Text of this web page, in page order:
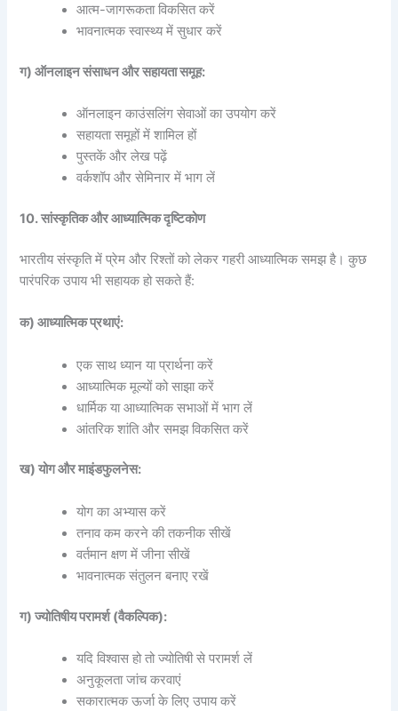
आत्म-जागरूकता विकसित करें
भावनात्मक स्वास्थ्य में सुधार करें
ग) ऑनलाइन संसाधन और सहायता समूह:
ऑनलाइन काउंसलिंग सेवाओं का उपयोग करें
सहायता समूहों में शामिल हों
पुस्तकें और लेख पढ़ें
वर्कशॉप और सेमिनार में भाग लें
10. सांस्कृतिक और आध्यात्मिक दृष्टिकोण
भारतीय संस्कृति में प्रेम और रिश्तों को लेकर गहरी आध्यात्मिक समझ है। कुछ
पारंपरिक उपाय भी सहायक हो सकते हैं:
क) आध्यात्मिक प्रथाएं:
एक साथ ध्यान या प्रार्थना करें
आध्यात्मिक मूल्यों को साझा करें
धार्मिक या आध्यात्मिक सभाओं में भाग लें
आंतरिक शांति और समझ विकसित करें
ख) योग और माइंडफुलनेस:
योग का अभ्यास करें
तनाव कम करने की तकनीक सीखें
वर्तमान क्षण में जीना सीखें
भावनात्मक संतुलन बनाए रखें
ग) ज्योतिषीय परामर्श (वैकल्पिक):
यदि विश्वास हो तो ज्योतिषी से परामर्श लें
अनुकूलता जांच करवाएं
सकारात्मक ऊर्जा के लिए उपाय करें